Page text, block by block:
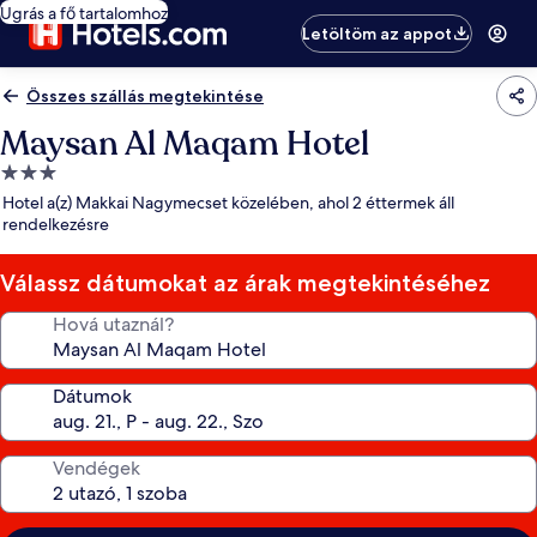
Ugrás a fő tartalomhoz
Letöltöm az appot
Összes szállás megtekintése
Maysan Al Maqam Hotel
3.0
csillagos
szálláshely
Hotel a(z) Makkai Nagymecset közelében, ahol 2 éttermek áll
rendelkezésre
Válassz dátumokat az árak megtekintéséhez
Hová utaznál?
Dátumok
Vendégek